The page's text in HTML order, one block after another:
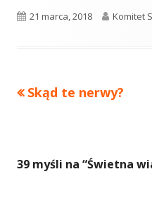
Opublikowano
21 marca, 2018 Autor
Komitet
Nawigacja
Poprzedni
Skąd te nerwy?
39 myśli na “Świetna